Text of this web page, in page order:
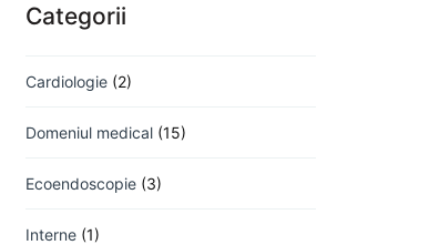
Categorii
Cardiologie(2)
Domeniul medical(15)
Ecoendoscopie(3)
Interne(1)